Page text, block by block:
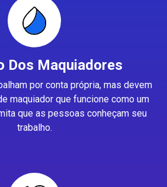
Dos Maquiadores
por conta própria, mas devem
maquiador que funcione como um
que as pessoas conheçam seu
trabalho.